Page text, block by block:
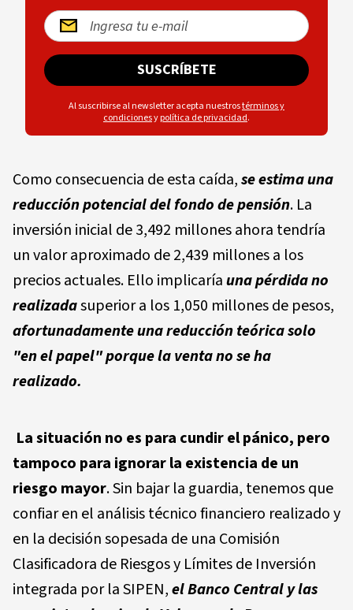
SUSCRÍBETE
Al suscribirse al newsletter acepta nuestrostérminos y
condicionesypolítica de privacidad.
Como consecuencia de esta caída,se estima una
reducción potencial del fondo de pensión. La
inversión inicial de 3,492 millones ahora tendría
un valor aproximado de 2,439 millones a los
precios actuales. Ello implicaríauna pérdida no
realizadasuperior a los 1,050 millones de pesos,
afortunadamente una reducción teórica solo
"en el papel" porque la venta no se ha
realizado.
La situación no es para cundir el pánico, pero
tampoco para ignorar la existencia de un
riesgo mayor. Sin bajar la guardia, tenemos que
confiar en el análisis técnico financiero realizado y
en la decisión sopesada de una Comisión
Clasificadora de Riesgos y Límites de Inversión
integrada por la SIPEN,el Banco Central y las